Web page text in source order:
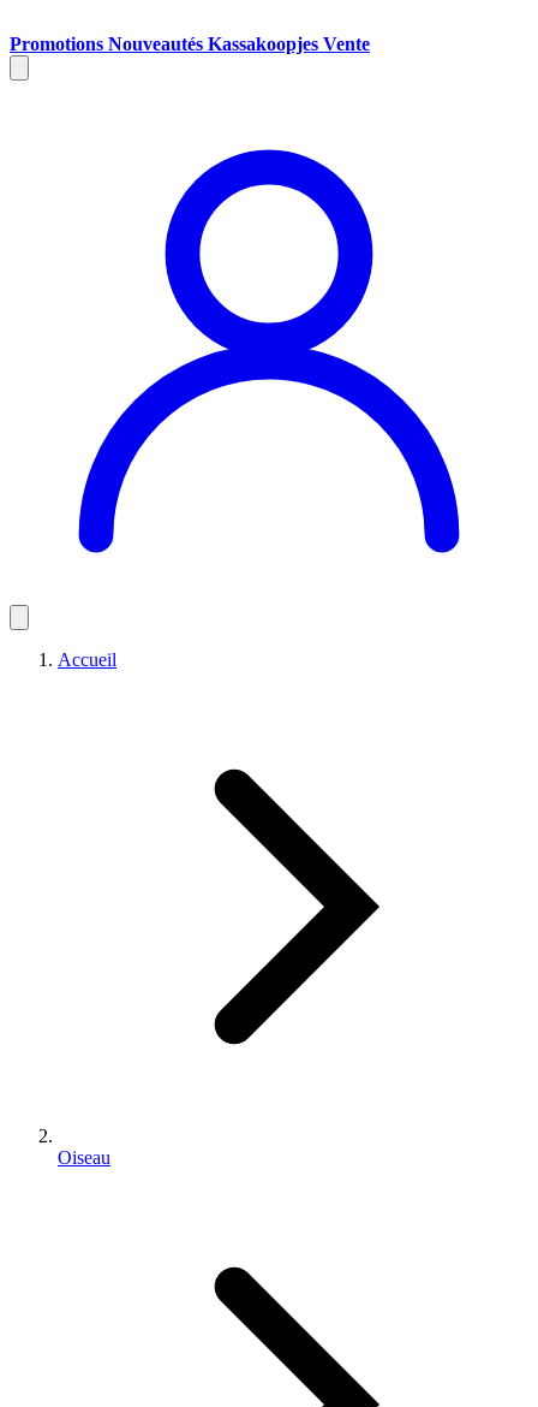
Promotions Nouveautés Kassakoopjes Vente
Accueil
Oiseau